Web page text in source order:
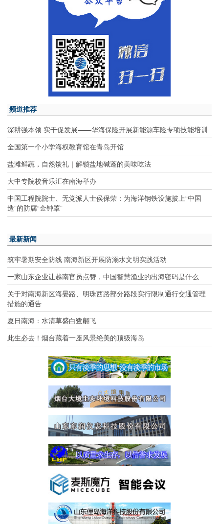
频道推荐
深耕强本领 实干促发展——华海保险开展新能源车险专项技能培训
全国第一个小学海权教育馆在青岛开馆
盐滩鲜蔬，自然馈礼｜解锁盐地碱蓬的美味吃法
大中专院校音乐汇在南海举办
中国工程院院士、无党派人士侯保荣：为海洋钢铁设施披上“中国
造”的防腐“金钟罩”
最新新闻
筑牢暑期安全防线 南海新区开展防溺水文明实践活动
一家山东企业让越南官员点赞，中国智慧渔业的出海密码是什么
关于对南海新区海晏路、明珠西路部分路段实行限制通行交通管理
措施的通告
夏日南海：水清草盛白鹭翩飞
此生必去！烟台藏着一座风景绝美的顶级海岛